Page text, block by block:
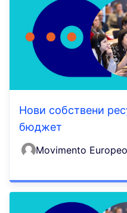
Нови собствени
бюджет
Movimento Europeo